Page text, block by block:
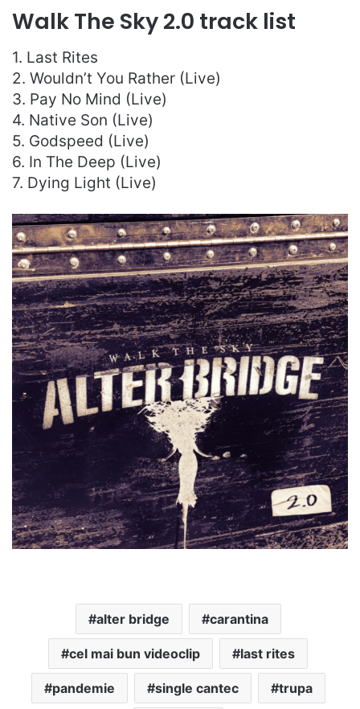
Walk The Sky 2.0 track list
1. Last Rites
2. Wouldn’t You Rather (Live)
3. Pay No Mind (Live)
4. Native Son (Live)
5. Godspeed (Live)
6. In The Deep (Live)
7. Dying Light (Live)
alter bridge carantina
cel mai bun videoclip last rites
pandemie single cantec trupa